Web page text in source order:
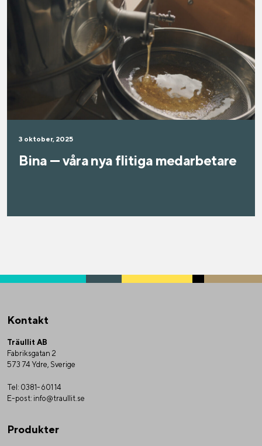
3 oktober, 2025
Bina — våra nya flitiga medarbetare
Kontakt
Träullit AB
Fabriksgatan 2
573 74 Ydre, Sverige
Tel: 0381-601 14
E-post: info@traullit.se
Produkter